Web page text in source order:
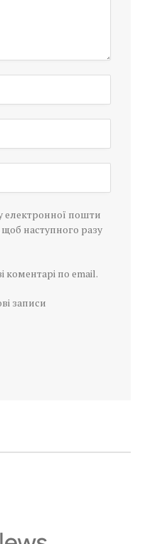
електронної пошти
щоб наступного разу
по email.
записи